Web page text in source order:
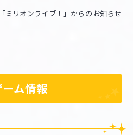
ミリオンライブ！」からのお知らせ
ーム情報